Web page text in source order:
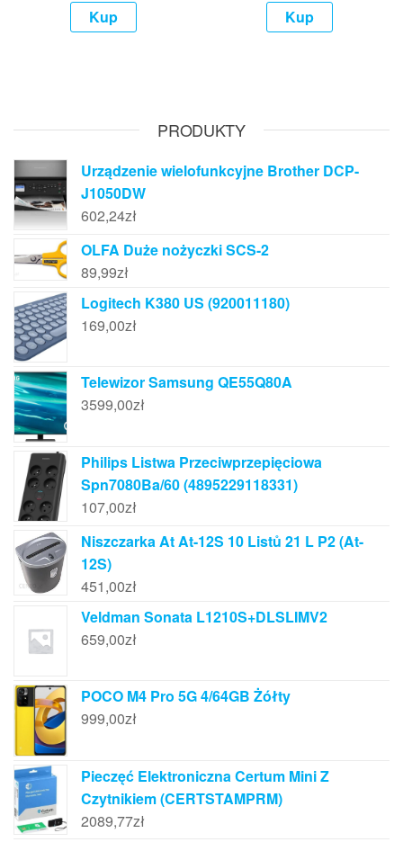
Kup Kup
PRODUKTY
Urządzenie wielofunkcyjne Brother DCP-
J1050DW
602,24zł
OLFA Duże nożyczki SCS-2
89,99zł
Logitech K380 US (920011180)
169,00zł
Telewizor Samsung QE55Q80A
3599,00zł
Philips Listwa Przeciwprzepięciowa
Spn7080Ba/60 (4895229118331)
107,00zł
Niszczarka At At-12S 10 Listů 21 L P2 (At-
12S)
451,00zł
Veldman Sonata L1210S+DLSLIMV2
659,00zł
POCO M4 Pro 5G 4/64GB Żółty
999,00zł
Pieczęć Elektroniczna Certum Mini Z
Czytnikiem (CERTSTAMPRM)
2089,77zł